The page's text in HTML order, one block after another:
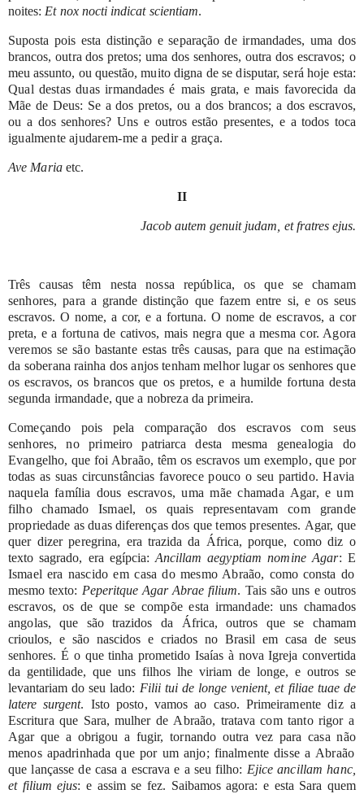
noites: Et nox nocti indicat scientiam.
Suposta pois esta distinção e separaçãode irmandades, uma dos
brancos,outra dos pretos; uma dos senhores, outra dos escravos; o
meu assunto, ou questão,muito digna de se disputar,será hoje esta:
Qual destasduasirmandadesé mais grata, e mais favorecida da
Mãe de Deus: Se a dos pretos, ou a dos brancos; a dos escravos,
ou a dos senhores? Uns e outros estão presentes, e a todos toca
igualmente ajudarem-me a pedir a graça.
Ave Maria etc.
II
Jacob autem genuit judam, et fratres ejus.
Três causas têm nesta nossa república, os que se
chamam
senhores, para a grande distinção que fazem entre si, e os seus
escravos. O nome, a cor, e a fortuna. O nome de escravos, a cor
preta, e a fortuna de cativos, mais negra que a mesma cor. Agora
veremos se sãobastante estas três causas, para que na estimação
da soberana rainha dos anjos tenham melhor lugar os senhoresque
osescravos, os brancos que os pretos, e a humilde fortuna desta
segunda irmandade, que a nobreza da primeira.
Começando pois pela comparação dos escravos comseus
senhores,
no primeiro patriarcadesta mesma genealogia
do
Evangelho, que foi Abraão, têm os escravos um exemplo,que por
todas as suas circunstâncias favorece pouco o seu partido. Havia
naquela família dous escravos, uma mãe chamada Agar, e um
filho
chamado Ismael, os quais representavam com
grande
propriedade as duasdiferenças dos que temos presentes. Agar, que
querdizer peregrina, era trazida da África, porque, como diz o
texto sagrado, era egípcia: Ancillamaegyptiam nomine Agar: E
Ismael era nascidoemcasa domesmo Abraão, como consta do
mesmo texto: Peperitque Agar Abrae filium. Tais são uns e outros
escravos, os de que se compõe esta irmandade: uns chamados
angolas, que são trazidos da África, outros que se
chamam
crioulos, e são nascidos e criados no Brasil em casa de seus
senhores. É o que tinha prometido Isaías à nova Igreja convertida
da gentilidade, que uns filhos lhe viriam de longe, e outros se
levantariam do seu lado: Filii tui de longe venient, et filiae tuae de
latere surgent. Isto posto, vamos ao caso. Primeiramente diz a
Escritura que Sara, mulher de Abraão, tratavacom tanto rigor a
Agar que a obrigou a fugir, tornando outra vez para casa não
menos apadrinhada que por um anjo; finalmente disse a Abraão
que lançasse decasa a escrava e a seu filho: Ejice ancillam hanc,
et filium ejus: e assim se fez. Saibamos agora: e esta Sara quem